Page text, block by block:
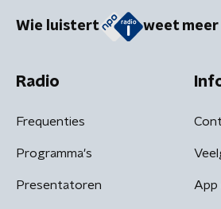
Wie luistert weet meer
Radio
Frequenties
Programma's
Presentatoren App